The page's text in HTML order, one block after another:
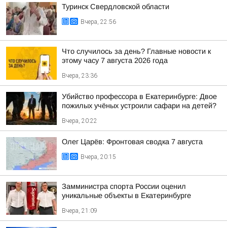
Туринск Свердловской области
Вчера, 22:56
Что случилось за день? Главные новости к
этому часу 7 августа 2026 года
Вчера, 23:36
Убийство профессора в Екатеринбурге: Двое
пожилых учёных устроили сафари на детей?
Вчера, 20:22
Олег Царёв: Фронтовая сводка 7 августа
Вчера, 20:15
Замминистра спорта России оценил
уникальные объекты в Екатеринбурге
Вчера, 21:09